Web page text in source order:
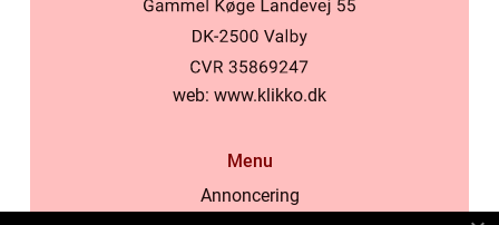
web: www.klikko.dk
Menu
Annoncering